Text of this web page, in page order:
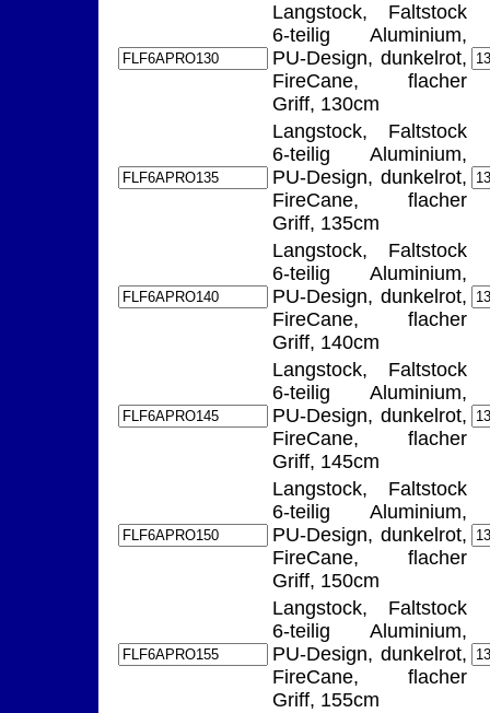
Langstock, Faltstock
6-teilig Aluminium,
PU-Design, dunkelrot,
FireCane, flacher
Griff, 130cm
Langstock, Faltstock
6-teilig Aluminium,
PU-Design, dunkelrot,
FireCane, flacher
Griff, 135cm
Langstock, Faltstock
6-teilig Aluminium,
PU-Design, dunkelrot,
FireCane, flacher
Griff, 140cm
Langstock, Faltstock
6-teilig Aluminium,
PU-Design, dunkelrot,
FireCane, flacher
Griff, 145cm
Langstock, Faltstock
6-teilig Aluminium,
PU-Design, dunkelrot,
FireCane, flacher
Griff, 150cm
Langstock, Faltstock
6-teilig Aluminium,
PU-Design, dunkelrot,
FireCane, flacher
Griff, 155cm